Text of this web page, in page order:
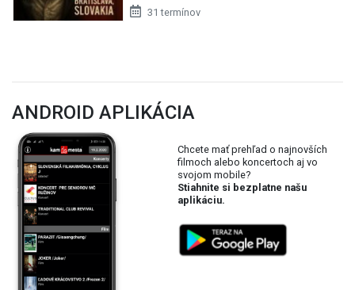
31 termínov
ANDROID APLIKÁCIA
Chcete mať prehľad o najnovších
filmoch alebo koncertoch aj vo
svojom mobile?
Stiahnite si bezplatne našu
aplikáciu.